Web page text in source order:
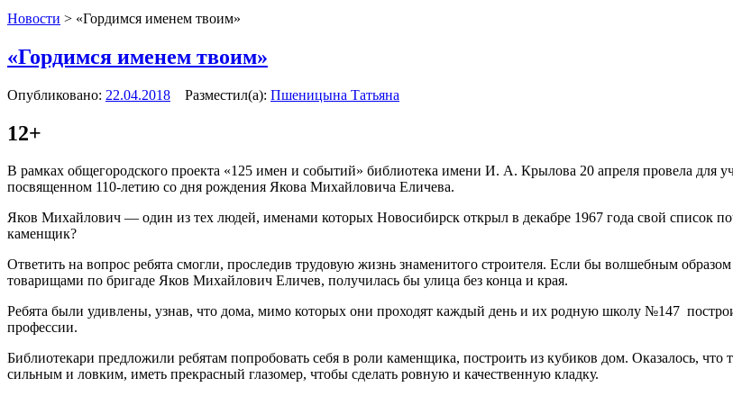
Новости > «Гордимся именем твоим»
«Гордимся именем твоим»
Опубликовано: 22.04.2018 Разместил(а): Пшеницына Татьяна
12+
В рамках общегородского проекта «125 имен и событий» библиотека имени И. А. Крылова 20 апреля провела для
посвященном 110-летию со дня рождения Якова Михайловича Еличева.
Яков Михайлович — один из тех людей, именами которых Новосибирск открыл в декабре 1967 года свой список
каменщик?
Ответить на вопрос ребята смогли, проследив трудовую жизнь знаменитого строителя. Если бы волшебным
товарищами по бригаде Яков Михайлович Еличев, получилась бы улица без конца и края.
Ребята были удивлены, узнав, что дома, мимо которых они проходят каждый день и их родную школу №147
профессии.
Библиотекари предложили ребятам попробовать себя в роли каменщика, построить из кубиков дом. Оказалось,
сильным и ловким, иметь прекрасный глазомер, чтобы сделать ровную и качественную кладку.